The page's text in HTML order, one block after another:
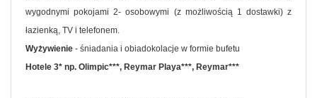
wygodnymi pokojami 2- osobowymi (z możliwością 1 dostawki) z
łazienką, TV i telefonem.
Wyżywienie - śniadania i obiadokolacje w formie bufetu
Hotele 3* np. Olimpic***, Reymar Playa***, Reymar***